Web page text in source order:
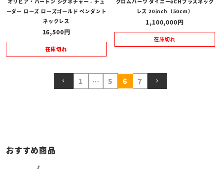
ーダー ローズ ローズゴールド ペンダント
ネックレス
16,500
在庫切れ
レス 20inch（50cm）
1,100,000
在庫切れ
1 … 5 6 7
おすすめ商品